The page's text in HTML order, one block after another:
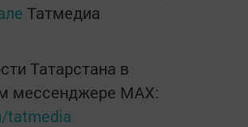
Татмедиа
Татарстана в
мессенджере MАХ:
tatmedia